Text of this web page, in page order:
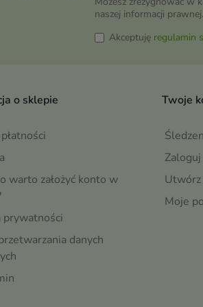
naszej informacji prawnej.
Akceptuję regulamin
o sklepie
warto założyć konto w
prywatności
danych
Twoje
Moje